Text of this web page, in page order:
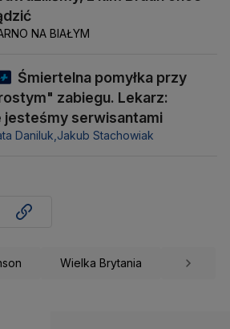
NA BIAŁYM
Śmiertelna pomyłka przy
zabiegu. Lekarz:
jesteśmy serwisantami
Daniluk, Jakub Stachowiak
Wielka Brytania